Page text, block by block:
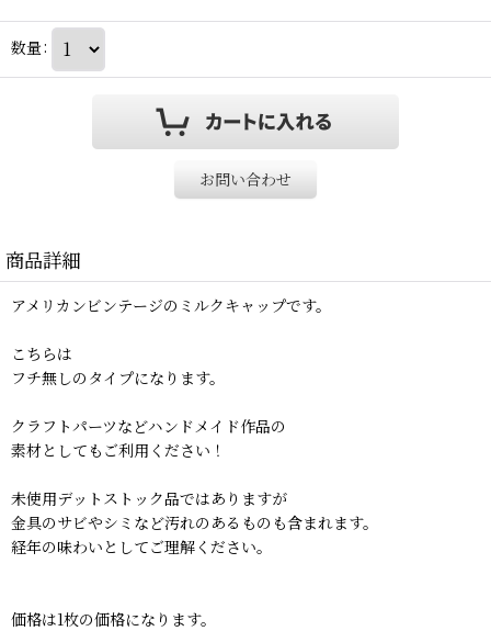
数量:
お問い合わせ
商品詳細
アメリカンビンテージのミルクキャップです。
こちらは
フチ無しのタイプになります。
クラフトパーツなどハンドメイド作品の
素材としてもご利用ください！
未使用デットストック品ではありますが
金具のサビやシミなど汚れのあるものも含まれます。
経年の味わいとしてご理解ください。
価格は1枚の価格になります。